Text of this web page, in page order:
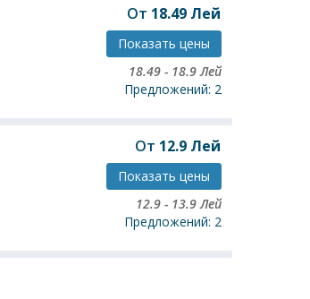
От 18.49 Лей
Показать цены
18.49 - 18.9 Лей
Предложений: 2
От 12.9 Лей
Показать цены
12.9 - 13.9 Лей
Предложений: 2